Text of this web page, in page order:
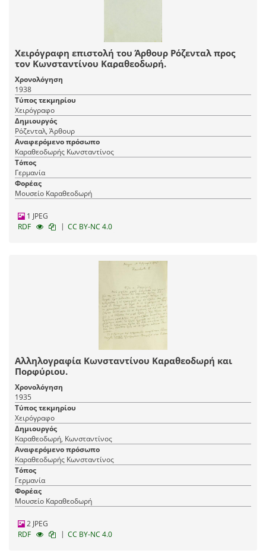
Χειρόγραφη επιστολή του Άρθουρ Ρόζενταλ προς
τον Κωνσταντίνου Καραθεοδωρή.
Χρονολόγηση
1938
Τύπος τεκμηρίου
Χειρόγραφο
Δημιουργός
Ρόζενταλ, Άρθουρ
Αναφερόμενο πρόσωπο
Καραθεοδωρής Κωνσταντίνος
Τόπος
Γερμανία
Φορέας
Μουσείο Καραθεοδωρή
1 JPEG
RDF
| CC BY-NC 4.0
Αλληλογραφία Κωνσταντίνου Καραθεοδωρή και
Πορφύριου.
Χρονολόγηση
1935
Τύπος τεκμηρίου
Χειρόγραφο
Δημιουργός
Καραθεοδωρή, Κωνσταντίνος
Αναφερόμενο πρόσωπο
Καραθεοδωρής Κωνσταντίνος
Τόπος
Γερμανία
Φορέας
Μουσείο Καραθεοδωρή
2 JPEG
RDF
| CC BY-NC 4.0